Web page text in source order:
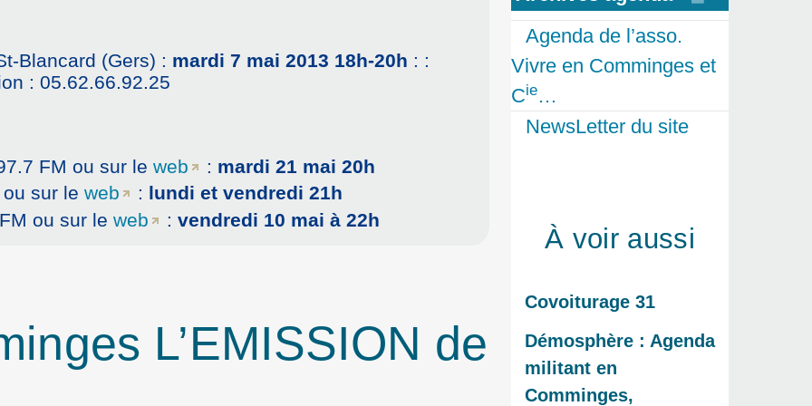
Blancard (Gers) : mardi 7 mai 2013 18h-20h : :
: 05.62.66.92.25
FM ou sur le web : mardi 21 mai 20h
sur le web : lundi et vendredi 21h
ou sur le web : vendredi 10 mai à 22h
L’EMISSION de
Agenda de l’asso.
Vivre en Comminges et
Cie…
NewsLetter du site
À voir aussi
Covoiturage 31
Démosphère : Agenda
militant en
Comminges,